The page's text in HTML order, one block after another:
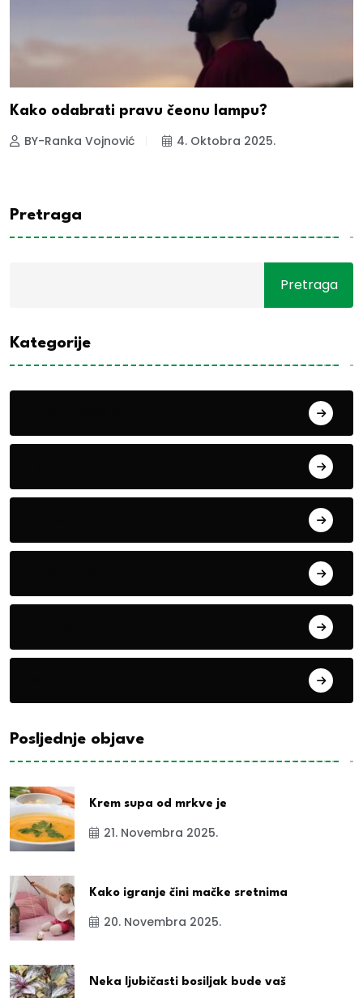
Kako odabrati pravu čeonu lampu?
BY-Ranka Vojnović 4. Oktobra 2025.
Pretraga
Pretraga
Kategorije
Posljednje objave
Krem supa od mrkve je
21. Novembra 2025.
Kako igranje čini mačke sretnima
20. Novembra 2025.
Neka ljubičasti bosiljak bude vaš